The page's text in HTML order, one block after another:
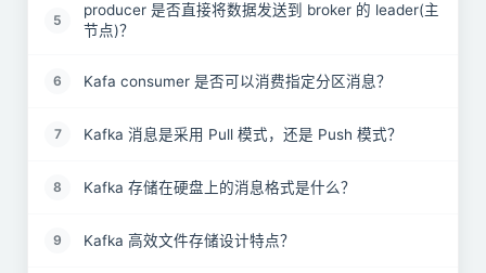
5
producer 是否直接将数据发送到 broker 的 leader(主
节点)？
6 Kafa consumer 是否可以消费指定分区消息？
7 Kafka 消息是采用 Pull 模式，还是 Push 模式？
8 Kafka 存储在硬盘上的消息格式是什么？
9 Kafka 高效文件存储设计特点？